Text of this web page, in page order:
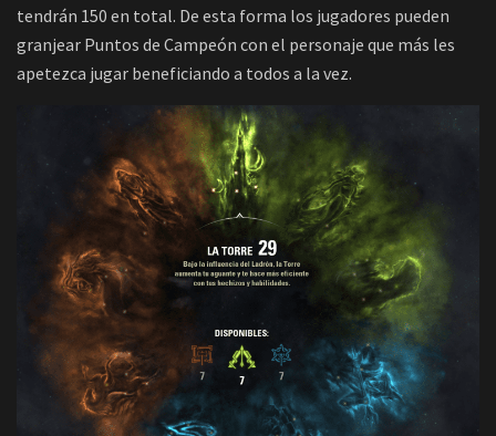
tendrán 150 en total. De esta forma los jugadores pueden
granjear Puntos de Campeón con el personaje que más les
apetezca jugar beneficiando a todos a la vez.